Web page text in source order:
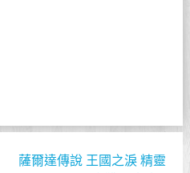
薩爾達傳說 王國之淚 精靈